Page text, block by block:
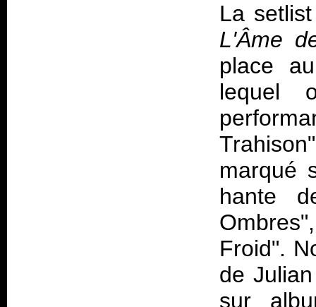
La
L'Âme
place
lequel
marqué
hante
Froid".
de
sur